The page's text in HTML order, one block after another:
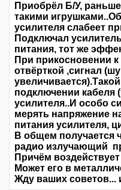
Приобрёл Б/У,
такими
усилителя слабеет
Подключал
питания, тот же
При прикосновении
отвёрткой ,сигнал
подключении кабеля
усилителя..И особо
мерять напряжение
питания усилителя,
В общем получается
радио излучающий
Причём
Может его в
Жду ваших советов...